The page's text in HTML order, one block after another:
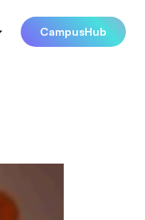
CampusHub